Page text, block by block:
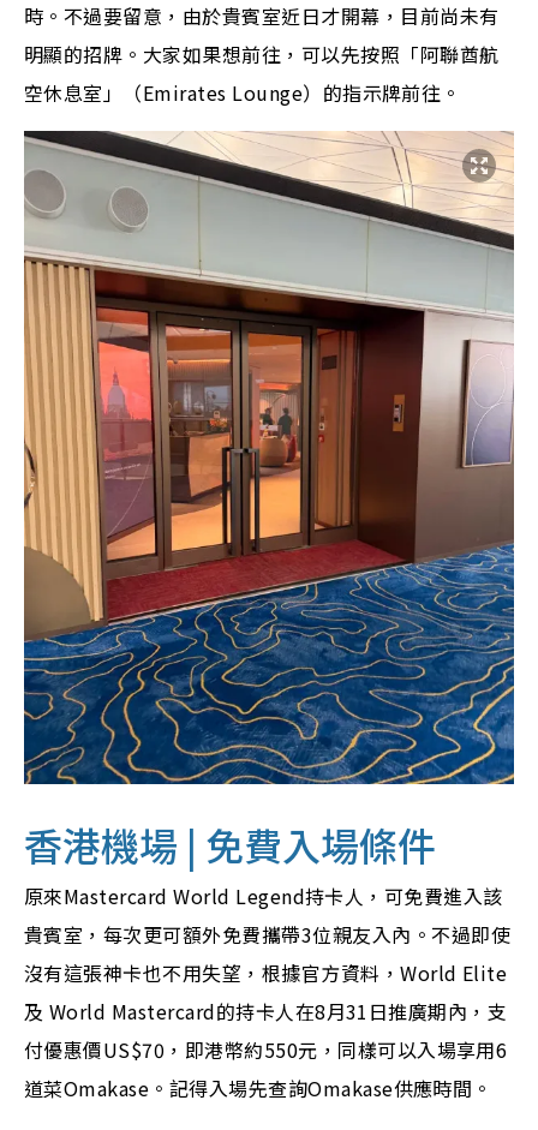
時。不過要留意，由於貴賓室近日才開幕，目前尚未有
明顯的招牌。大家如果想前往，可以先按照「阿聯酋航
空休息室」（Emirates Lounge）的指示牌前往。
香港機場 | 免費入場條件
原來Mastercard World Legend持卡人，可免費進入該
貴賓室，每次更可額外免費攜帶3位親友入內。不過即使
沒有這張神卡也不用失望，根據官方資料，World Elite
及 World Mastercard的持卡人在8月31日推廣期內，支
付優惠價US$70，即港幣約550元，同樣可以入場享用6
道菜Omakase。記得入場先查詢Omakase供應時間。